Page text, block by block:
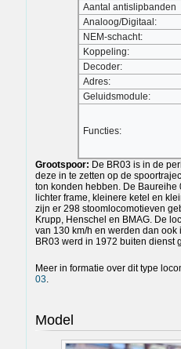
Aantal antislipbanden
Analoog/Digitaal:
NEM-schacht:
Koppeling:
Decoder:
Adres:
Geluidsmodule:
Functies:
Grootspoor: De BR03 is in de
deze in te zetten op de
ton konden hebben. De
lichter frame, kleinere ketel en
zijn er 298 stoomlocomotieven
Krupp, Henschel en BMAG. De
van 130 km/h en werden dan
BR03 werd in 1972 buiten dienst
Meer in formatie over dit type
03.
Model